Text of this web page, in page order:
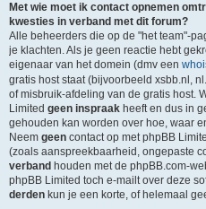
Met wie moet ik contact opnemen
kwesties in verband met dit forum?
Alle beheerders die op de "het team"-
je klachten. Als je geen reactie hebt
eigenaar van het domein (dmv een
gratis host staat (bijvoorbeeld xsbb.nl,
of misbruik-afdeling van de gratis host.
Limited geen inspraak heeft en dus in
gehouden kan worden over hoe, waar
Neem geen contact op met phpBB
(zoals aanspreekbaarheid, ongepaste
verband houden met de phpBB.com-
phpBB Limited toch e-mailt over deze
derden kun je een korte, of helemaal